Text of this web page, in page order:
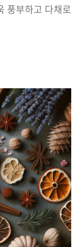
풍부하고 다채로